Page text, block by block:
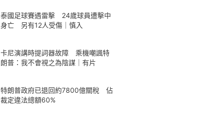
泰國足球賽遇雷擊 24歲球員遭擊中
身亡 另有12人受傷｜慎入
卡尼演講時提詞器故障 乘機嘲諷特
朗普：我不會視之為陰謀｜有片
特朗普政府已退回約7800億關稅 佔
裁定違法總額60%